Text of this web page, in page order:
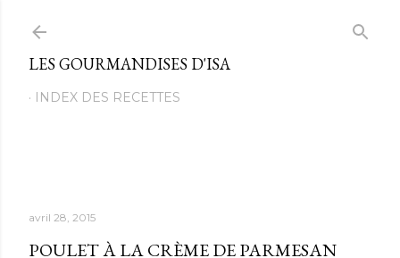
LES GOURMANDISES D'ISA
INDEX DES RECETTES
avril 28, 2015
POULET À LA CRÈME DE PARMESAN